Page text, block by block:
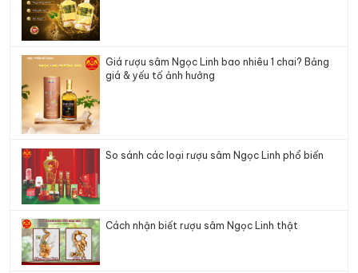
Giá rượu sâm Ngọc Linh bao nhiêu 1 chai? Bảng
giá & yếu tố ảnh hưởng
So sánh các loại rượu sâm Ngọc Linh phổ biến
Cách nhận biết rượu sâm Ngọc Linh thật